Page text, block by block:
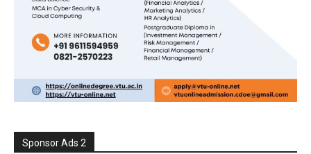
Sponsor Ads 2